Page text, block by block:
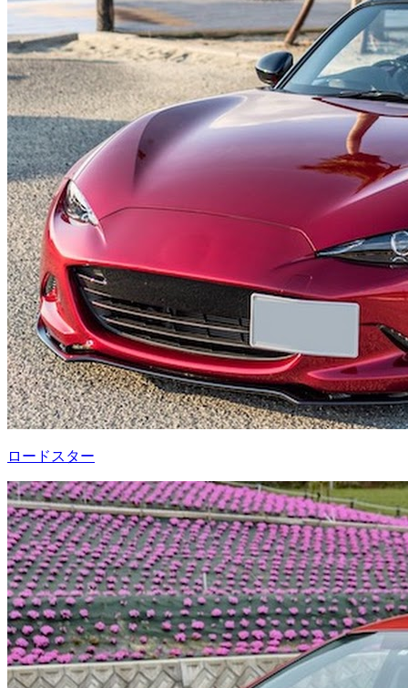
ロードスター